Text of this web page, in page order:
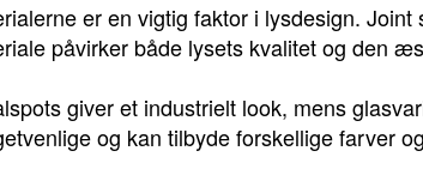
er en vigtig faktor i lysdesign.
påvirker både lysets kvalitet og den
giver et industrielt look, mens
og kan tilbyde forskellige farver